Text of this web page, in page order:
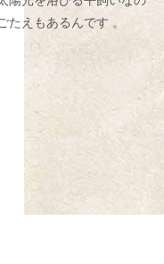
えもあるんです 。